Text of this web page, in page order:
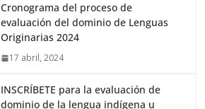
Cronograma del proceso de
evaluación del dominio de Lenguas
Originarias 2024
17 abril, 2024
INSCRÍBETE para la evaluación de
dominio de la lengua indígena u